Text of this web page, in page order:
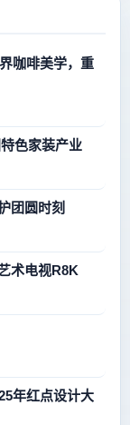
咖啡美学，重
的中国特色家装产业
团圆时刻
术电视R8K
年红点设计大